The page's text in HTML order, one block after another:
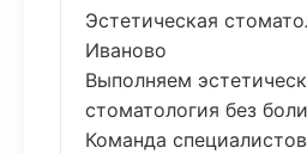
Эстетическая
Иваново
Выполняем
стоматология без
Команда